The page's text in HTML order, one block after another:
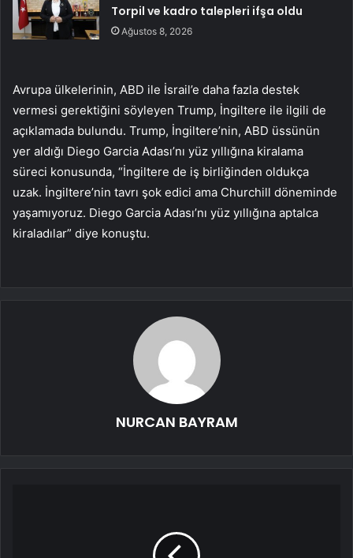
Torpil ve kadro talepleri ifşa oldu
Ağustos 8, 2026
Avrupa ülkelerinin, ABD ile İsrail’e daha fazla destek
vermesi gerektiğini söyleyen Trump, İngiltere ile ilgili de
açıklamada bulundu. Trump, İngiltere’nin, ABD üssünün
yer aldığı Diego Garcia Adası’nı yüz yıllığına kiralama
süreci konusunda, “İngiltere de iş birliğinden oldukça
uzak. İngiltere’nin tavrı şok edici ama Churchill döneminde
yaşamıyoruz. Diego Garcia Adası’nı yüz yıllığına aptalca
kiraladılar” diye konuştu.
NURCAN BAYRAM